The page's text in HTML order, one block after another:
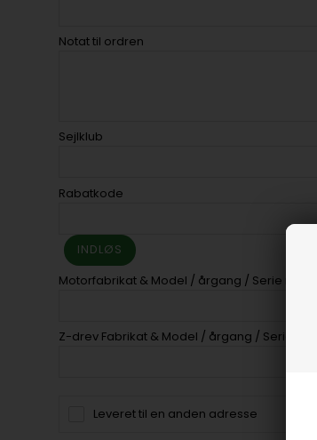
Notat til ordren
Sejlklub
Rabatkode
Motorfabrikat & Model / årgang / Serie nr.
Z-drev Fabrikat & Model / årgang / Serie nr.
Leveret til en anden adresse